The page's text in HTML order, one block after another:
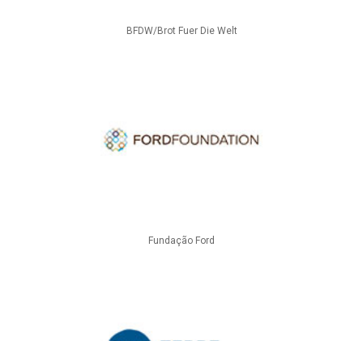
BFDW/Brot Fuer Die Welt
Fundação Ford